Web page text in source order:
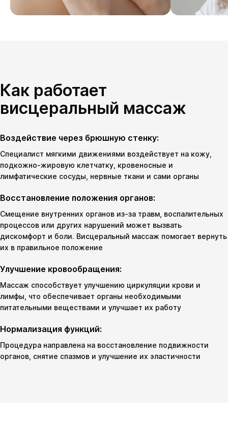
Как работает
висцеральный массаж
Воздействие через брюшную стенку:
Специалист мягкими движениями воздействует на кожу,
подкожно-жировую клетчатку, кровеносные и
лимфатические сосуды, нервные ткани и сами органы
Восстановление положения органов:
Смещение внутренних органов из-за травм, воспалительных
процессов или других нарушений может вызвать
дискомфорт и боли. Висцеральный массаж помогает вернуть
их в правильное положение
Улучшение кровообращения:
Массаж способствует улучшению циркуляции крови и
лимфы, что обеспечивает органы необходимыми
питательными веществами и улучшает их работу
Нормализация функций:
Процедура направлена на восстановление подвижности
органов, снятие спазмов и улучшение их эластичности